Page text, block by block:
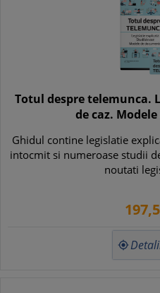
Totul despre telemunca.
de caz.
Ghidul contine legislatie
intocmit si numeroase studii
noutati
197,
